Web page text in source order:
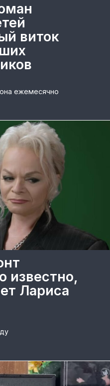
виток
ежемесячно
известно,
Лариса